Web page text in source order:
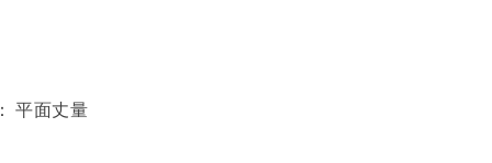
平面丈量